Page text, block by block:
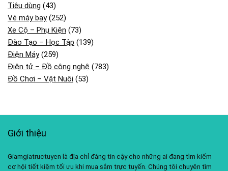
Tiêu dùng (43)
Vé máy bay(252)
Xe Cộ – Phụ Kiện (73)
Đào Tạo – Học Tập (139)
Điện Máy(259)
Điện tử – Đồ công nghệ (783)
Đồ Chơi – Vật Nuôi (53)
Giới thiệu
Giamgiatructuyen là địa chỉ đáng tin cậy cho những ai đang tìm kiếm
cơ hội tiết kiệm tối ưu khi mua sắm trực tuyến. Chúng tôi chuyên tìm